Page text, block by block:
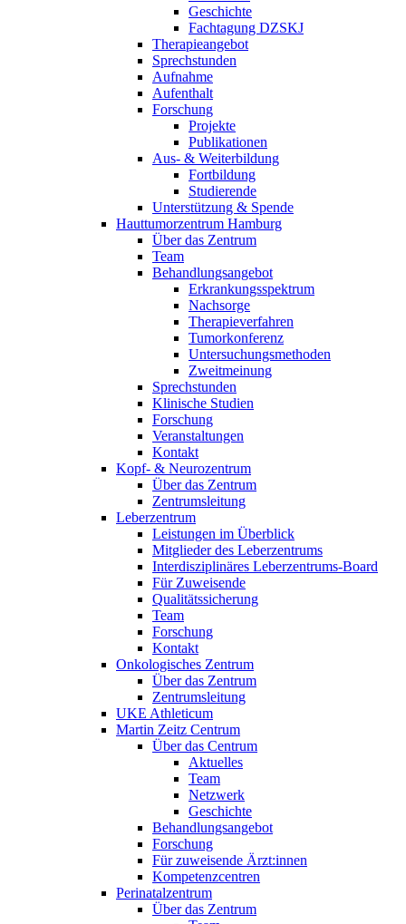
Geschichte
Fachtagung DZSKJ
Therapieangebot
Sprechstunden
Aufnahme
Aufenthalt
Forschung
Projekte
Publikationen
Aus- & Weiterbildung
Fortbildung
Studierende
Unterstützung & Spende
Hauttumorzentrum Hamburg
Über das Zentrum
Team
Behandlungsangebot
Erkrankungsspektrum
Nachsorge
Therapieverfahren
Tumorkonferenz
Untersuchungsmethoden
Zweitmeinung
Sprechstunden
Klinische Studien
Forschung
Veranstaltungen
Kontakt
Kopf- & Neurozentrum
Über das Zentrum
Zentrumsleitung
Leberzentrum
Leistungen im Überblick
Mitglieder des Leberzentrums
Interdisziplinäres Leberzentrums-Board
Für Zuweisende
Qualitätssicherung
Team
Forschung
Kontakt
Onkologisches Zentrum
Über das Zentrum
Zentrumsleitung
UKE Athleticum
Martin Zeitz Centrum
Über das Centrum
Aktuelles
Team
Netzwerk
Geschichte
Behandlungsangebot
Forschung
Für zuweisende Ärzt:innen
Kompetenzcentren
Perinatalzentrum
Über das Zentrum